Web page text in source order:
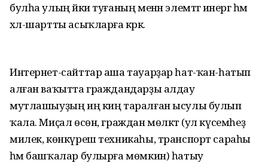
булһа улың йәки туғаның менән элемтәгә инергә һәм
хәл-шартты асыҡларға кәрәк.
Интернет-сайттар аша тауарҙар һат-ҡан-һатып
алған ваҡытта граждандарҙы алдау
мутлашыуҙың иң киң таралған ысулы булып
ҡала. Миҫал өсөн, граждан мөлкәт (ул күсемһеҙ
милек, көнкүреш техникаһы, транспорт сараһы
һәм башҡалар булырға мөмкин) һатыу